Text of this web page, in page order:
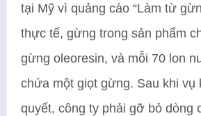
tại Mỹ vì quảng cáo “Làm từ
thực tế, gừng trong sản phẩm
gừng oleoresin, và mỗi 70 lon
chứa một giọt gừng. Sau khi vụ
quyết, công ty phải gỡ bỏ dòng